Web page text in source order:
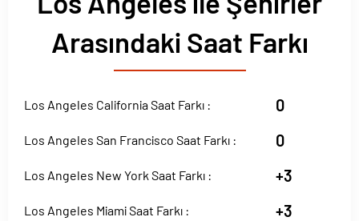
Arasındaki Saat Farkı
Los Angeles California Saat Farkı : 0
Los Angeles San Francisco Saat Farkı : 0
Los Angeles New York Saat Farkı : +3
Los Angeles Miami Saat Farkı : +3